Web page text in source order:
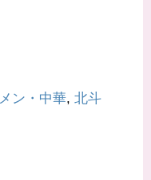
ン・中華, 北斗